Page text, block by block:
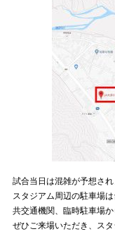
試合当日は混雑が予想され
スタジアム周辺の駐車場
共交通機関、臨時駐車場
ぜひご来場いただき、ス